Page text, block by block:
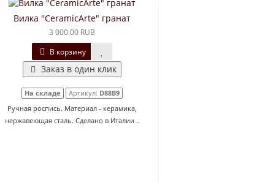
Вилка "CeramicArte" гранат
3 000.00 RUB
В корзину
Заказ в один клик
На складе Артикул: D88B9
Ручная роспись. Материал - керамика,
нержавеющая сталь. Сделано в Италии ..